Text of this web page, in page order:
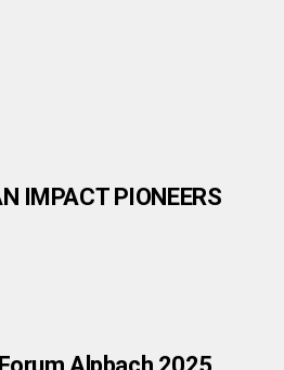
IMPACT PIONEERS